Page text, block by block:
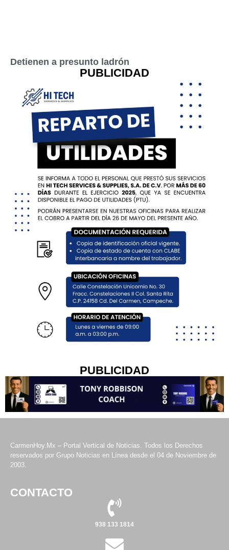
Detienen a presunto ladrón
PUBLICIDAD
PUBLICIDAD
CarmenHoy.Mx – Portal Vertical de Noticias. Todos los Derechos
reservados por Grupo Noticias en Línea desde el 04 de Noviembre de
2003.
CONTACTO
938 133 1814